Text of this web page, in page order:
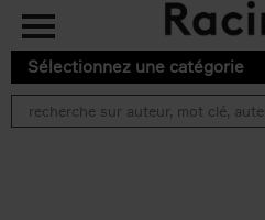
Aller au contenu principal
Sélectionnez une catégorie